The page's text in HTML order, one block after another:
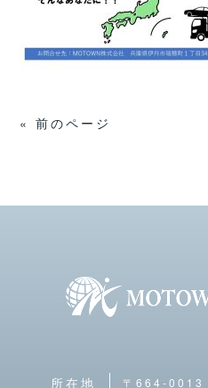
« 前のページ
所在地 〒664-0013